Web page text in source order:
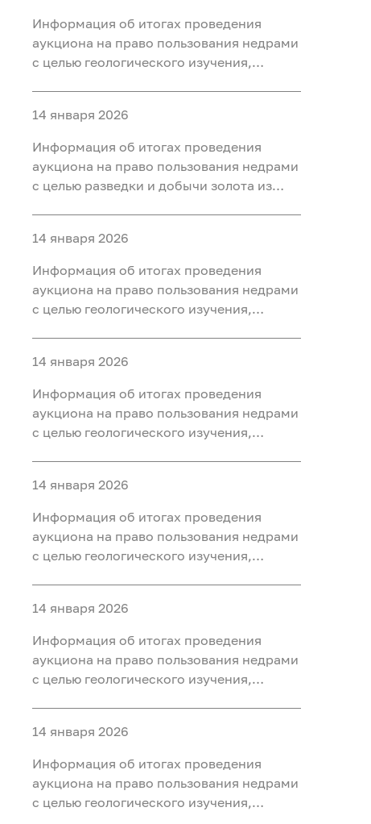
Информация об итогах проведения
аукциона на право пользования недрами
с целью геологического изучения,
«Тарховский», расположенного на
территории Ханты-Мансийского района
Ханты-Мансийского автономного округа
- Югры
14 января 2026
Информация об итогах проведения
аукциона на право пользования недрами
с целью разведки и добычи золота из
недр «Мостовка р.» в Свердловской
области
14 января 2026
Информация об итогах проведения
аукциона на право пользования недрами
с целью геологического изучения,
«Юильский 5», расположенного на
территории Белоярского района Ханты-
Мансийского автономного округа - Югры
14 января 2026
Информация об итогах проведения
аукциона на право пользования недрами
с целью геологического изучения,
участке недр «Радомский»,
расположенного на территории
Октябрьского района Ханты-
Мансийского автономного округа - Югры
14 января 2026
Информация об итогах проведения
аукциона на право пользования недрами
с целью геологического изучения,
«Сергинский 9», расположенного на
территории Белоярского района Ханты-
Мансийского автономного округа - Югры
14 января 2026
Информация об итогах проведения
аукциона на право пользования недрами
с целью геологического изучения,
«Западно-Нятлонгский»,
расположенного на территории
Сургутского района Ханты-Мансийского
автономного округа - Югры
14 января 2026
Информация об итогах проведения
аукциона на право пользования недрами
с целью геологического изучения,